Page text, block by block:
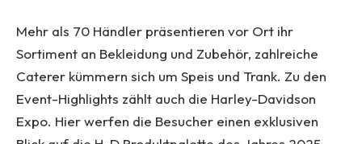
Mehr als 70 Händler präsentieren vor Ort ihr
Sortiment an Bekleidung und Zubehör, zahlreiche
Caterer kümmern sich um Speis und Trank. Zu den
Event-Highlights zählt auch die Harley-Davidson
Expo. Hier werfen die Besucher einen exklusiven